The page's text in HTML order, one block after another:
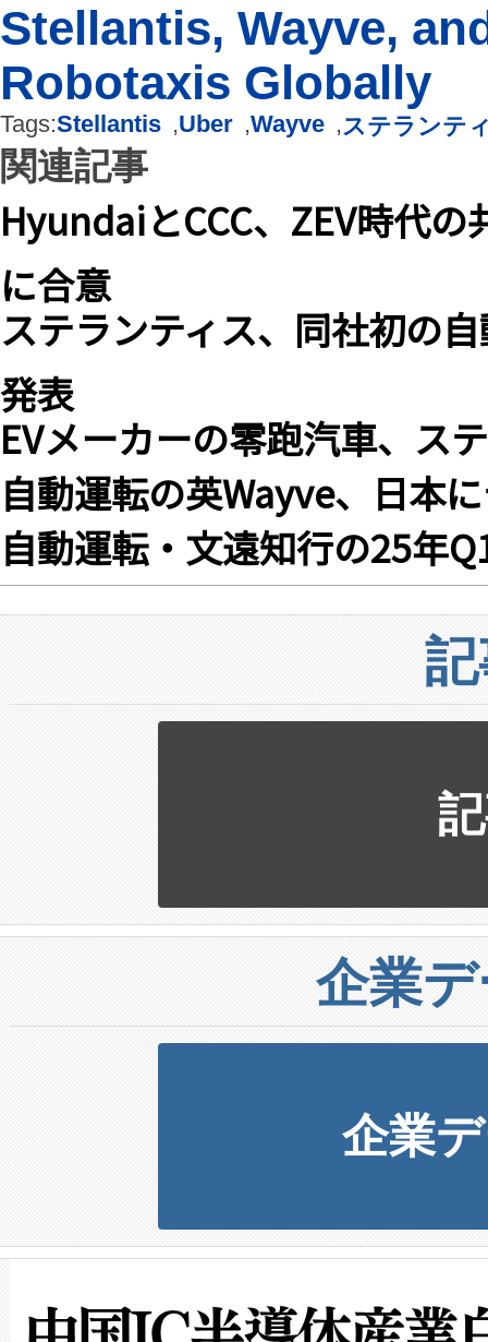
Stellantis, Wayve,
Robotaxis Globally
Tags:Stellantis ,Uber ,Wayve ,ステランテ
関連記事
HyundaiとCCC、ZEV時代
に合意
ステランティス、同社初の
発表
EVメーカーの零跑汽車、ス
自動運転の英Wayve、日本
自動運転・文遠知行の25年
企業
企業